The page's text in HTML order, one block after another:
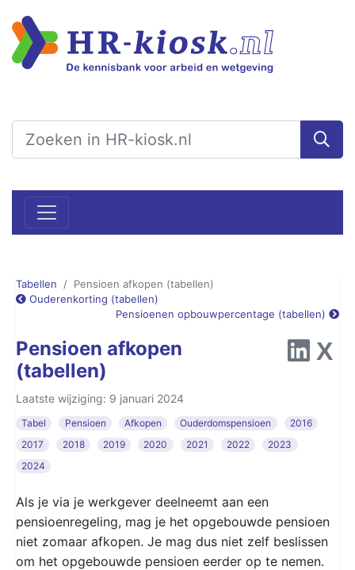
Tabellen
Pensioen afkopen (tabellen)
Ouderenkorting (tabellen)
Pensioenen opbouwpercentage (tabellen)
Pensioen afkopen
(tabellen)
Laatste wijziging: 9 januari 2024
Tabel Pensioen Afkopen Ouderdomspensioen
2016
2017
2018 2019 2020 2021 2022
2023
2024
Als je via je werkgever deelneemt aan een
pensioenregeling, mag je het opgebouwde pensioen
niet zomaar afkopen. Je mag dus niet zelf beslissen
om het opgebouwde pensioen eerder op te nemen.